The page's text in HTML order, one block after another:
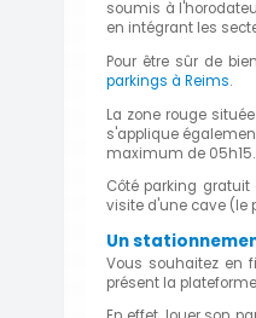
soumis à
en intégrant les
Pour être sûr de
parkings à Reims.
La zone rouge
s'applique
maximum de
Côté parking
visite d'une cave (le
Un
Vous souhaitez en
présent la